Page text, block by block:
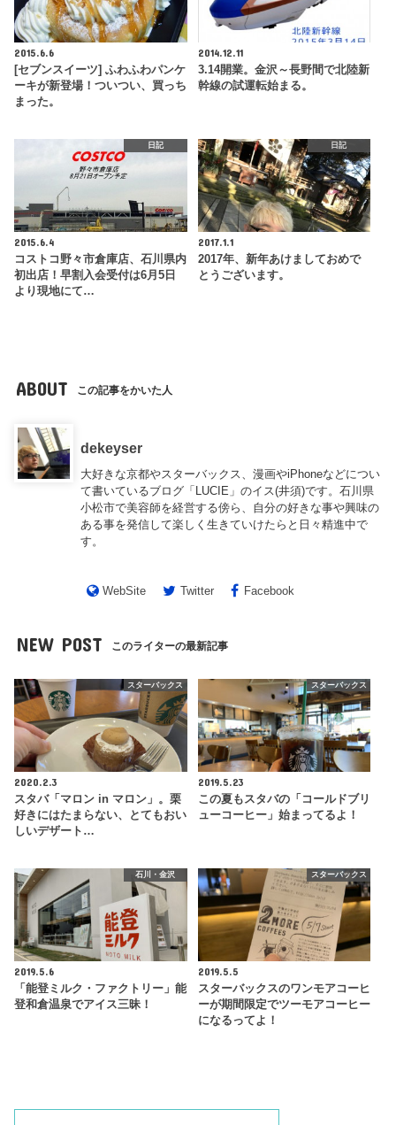
2015.6.6
[セブンスイーツ] ふわふわパンケ
ーキが新登場！ついつい、買っち
まった。
2014.12.11
3.14開業。金沢～長野間で北陸新
幹線の試運転始まる。
日記
2015.6.4
コストコ野々市倉庫店、石川県内
初出店！早割入会受付は6月5日
より現地にて…
日記
2017.1.1
2017年、新年あけましておめで
とうございます。
ABOUT この記事をかいた人
dekeyser
大好きな京都やスターバックス、漫画やiPhoneなどについ
て書いているブログ「LUCIE」のイス(井須)です。石川県
小松市で美容師を経営する傍ら、自分の好きな事や興味の
ある事を発信して楽しく生きていけたらと日々精進中で
す。
WebSite Twitter Facebook
NEW POST このライターの最新記事
スターバックス
2020.2.3
スタバ「マロン in マロン」。栗
好きにはたまらない、とてもおい
しいデザート…
スターバックス
2019.5.23
この夏もスタバの「コールドブリ
ューコーヒー」始まってるよ！
石川・金沢
2019.5.6
「能登ミルク・ファクトリー」能
登和倉温泉でアイス三昧！
スターバックス
2019.5.5
スターバックスのワンモアコーヒ
ーが期間限定でツーモアコーヒー
になるってよ！